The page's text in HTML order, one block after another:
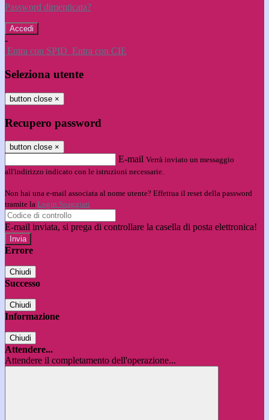
Password dimenticata?
-
Entra con SPID Entra con CIE
Seleziona utente
button close ×
Recupero password
button close ×
E-mail Verrà inviato un messaggio
all'indirizzo indicato con le istruzioni necessarie.
Non hai una e-mail associata al nome utente? Effettua il reset della password
tramite la Login Spaggiari
E-mail inviata, si prega di controllare la casella di posta elettronica!
Errore
Chiudi
Successo
Chiudi
Informazione
Chiudi
Attendere...
Attendere il completamento dell'operazione...